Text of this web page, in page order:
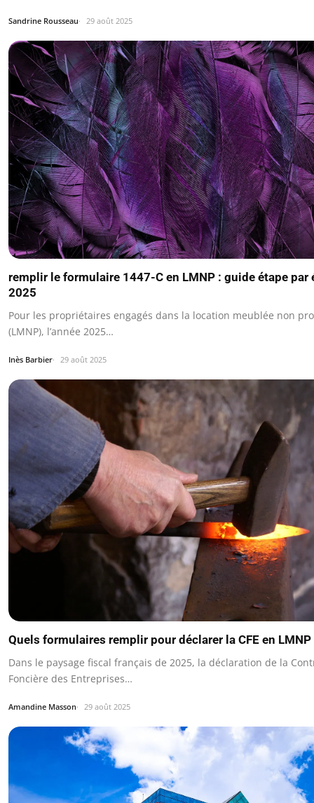
Sandrine Rousseau 29 août 2025
remplir le formulaire 1447-C en LMNP : guide étape par
2025
Pour les propriétaires engagés dans la location meublée non
(LMNP), l’année 2025…
Inès Barbier 29 août 2025
Quels formulaires remplir pour déclarer la CFE en LMNP
Dans le paysage fiscal français de 2025, la déclaration de la
Foncière des Entreprises…
Amandine Masson 29 août 2025